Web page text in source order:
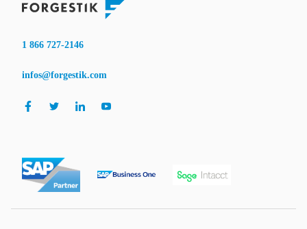
1 866 727-2146
infos@forgestik.com